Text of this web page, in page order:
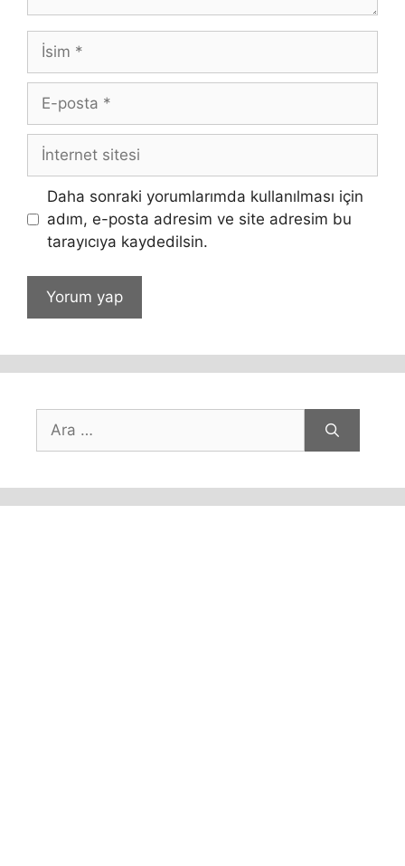
İsim
posta
İnternet
sitesi
Daha sonraki yorumlarımda kullanılması için
adım, e-posta adresim ve site adresim bu
tarayıcıya kaydedilsin.
için